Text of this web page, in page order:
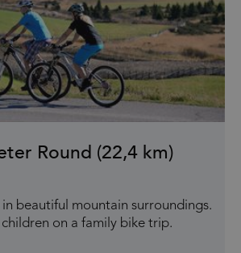
Round (22,4 km)
in beautiful mountain surroundings.
children on a family bike trip.